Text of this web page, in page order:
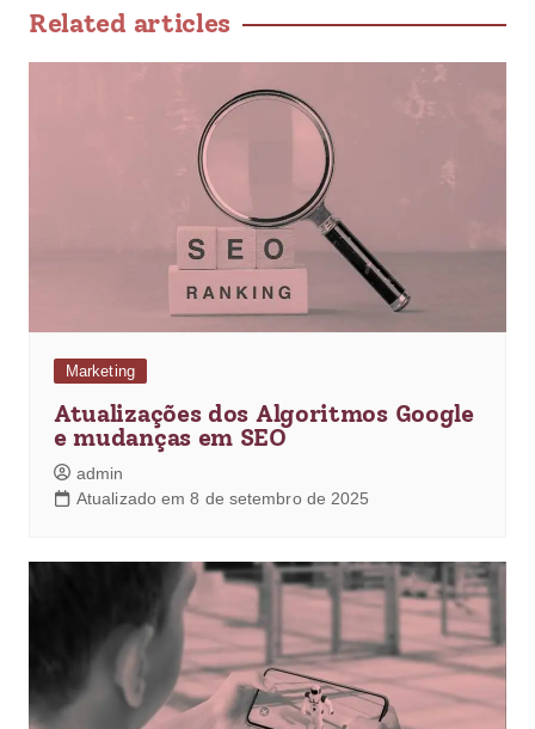
Related articles
Marketing
Atualizações dos Algoritmos Google
e mudanças em SEO
admin
Atualizado em 8 de setembro de 2025